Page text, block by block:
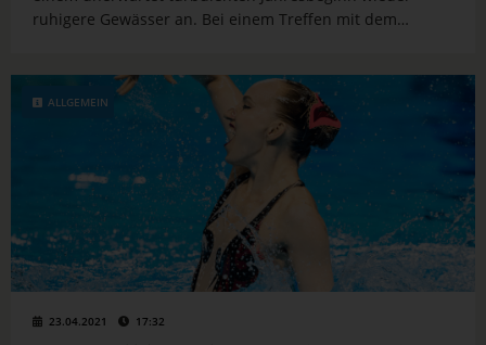
ruhigere Gewässer an. Bei einem Treffen mit dem
erfolgreiche Zukunft...
ALLGEMEIN
23.04.2021 17:32